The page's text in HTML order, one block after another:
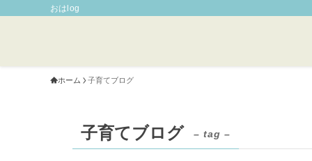
おはlog
ホーム 子育てブログ
子育てブログ – tag –